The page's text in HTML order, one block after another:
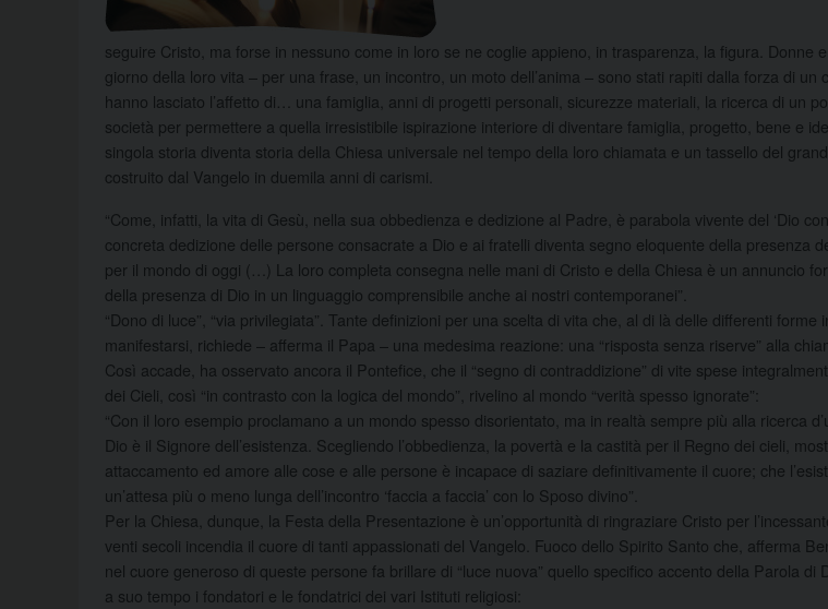
seguire Cristo, ma forse in nessuno come in loro se ne coglie appieno, in trasparenza, la figura. Donne
giorno della loro vita – per una frase, un incontro, un moto dell’anima – sono stati rapiti dalla forza di un
hanno lasciato l’affetto di…
una famiglia, anni di progetti personali, sicurezze materiali, la ricerca di un
società per permettere a quella irresistibile ispirazione interiore di diventare famiglia, progetto, bene e
singola storia diventa storia della Chiesa universale nel tempo della loro chiamata e un tassello del
costruito dal Vangelo in duemila anni di carismi.
“Come, infatti, la vita di Gesù, nella sua obbedienza e dedizione al Padre, è parabola vivente del ‘Dio
concreta dedizione delle persone consacrate a Dio e ai fratelli diventa segno eloquente della presenza
per il mondo di oggi (…) La loro completa consegna nelle mani di Cristo e della Chiesa è un annuncio
della presenza di Dio in un linguaggio comprensibile anche ai nostri contemporanei”.
“Dono di luce”, “via privilegiata”. Tante definizioni per una scelta di vita che, al di là delle differenti forme
manifestarsi, richiede – afferma il Papa – una medesima reazione: una “risposta senza riserve” alla
Così accade, ha osservato ancora il Pontefice, che il “segno di contraddizione” di vite spese
dei Cieli, così “in contrasto con la logica del mondo”, rivelino al mondo “verità spesso ignorate”:
“Con il loro esempio proclamano a un mondo spesso disorientato, ma in realtà sempre più alla ricerca
Dio è il Signore dell’esistenza. Scegliendo l’obbedienza, la povertà e la castità per il Regno dei cieli,
attaccamento ed amore alle cose e alle persone è incapace di saziare definitivamente il cuore; che
un’attesa più o meno lunga dell’incontro ‘faccia a faccia’ con lo Sposo divino”.
Per la Chiesa, dunque, la Festa della Presentazione è un’opportunità di ringraziare Cristo per
venti secoli incendia il cuore di tanti appassionati del Vangelo. Fuoco dello Spirito Santo che, afferma
nel cuore generoso di queste persone fa brillare di “luce nuova” quello specifico accento della Parola di
a suo tempo i fondatori e le fondatrici dei vari Istituti religiosi: